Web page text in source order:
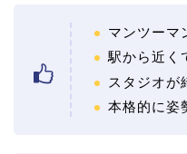
マンツーマ
駅から近く
スタジオが
本格的に姿